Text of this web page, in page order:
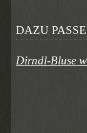
DAZU
Dirndl-Bluse